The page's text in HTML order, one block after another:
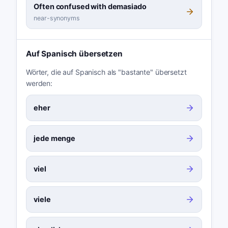
Often confused with demasiado
near-synonyms
Auf Spanisch übersetzen
Wörter, die auf Spanisch als "bastante" übersetzt
werden:
eher
jede menge
viel
viele